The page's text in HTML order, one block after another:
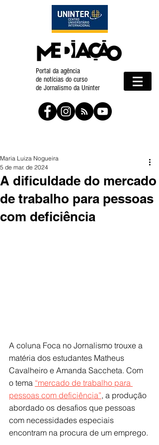
Portal da agência
de notícias do curso
de Jornalismo da Uninter
A dificuldade do mercado
de trabalho para pessoas
com deficiência
Maria Luiza Nogueira
5 de mar. de 2024
A coluna Foca no Jornalismo trouxe a
matéria dos estudantes Matheus
Cavalheiro e Amanda Saccheta. Com
o tema “mercado de trabalho para
pessoas com deficiência”, a produção
abordado os desafios que pessoas
com necessidades especiais
encontram na procura de um emprego.